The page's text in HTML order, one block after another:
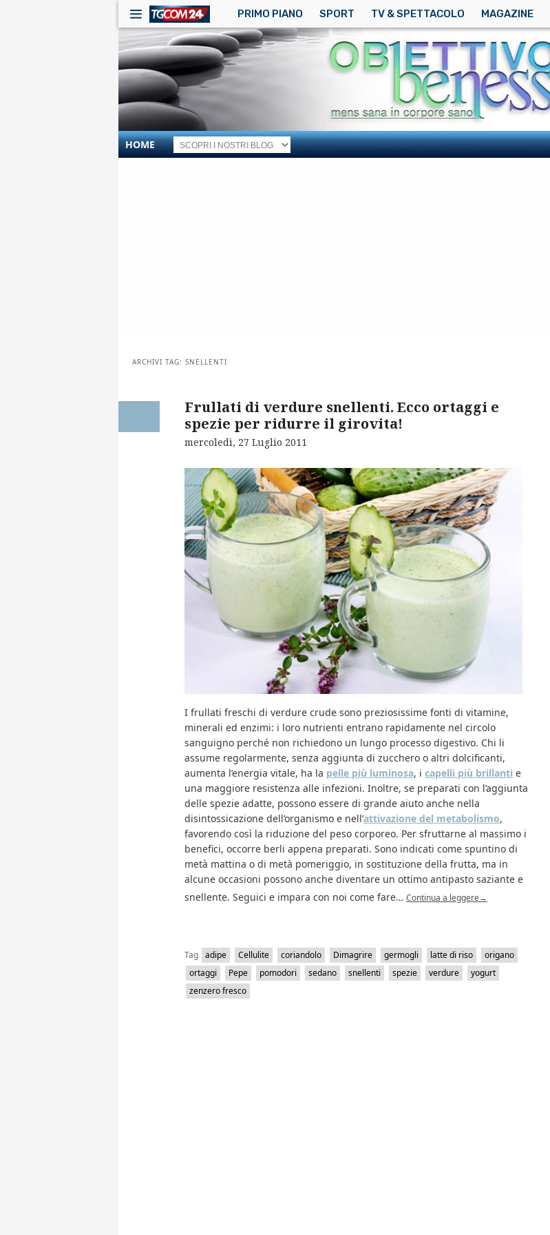
PRIMO PIANO SPORT TV & SPETTACOLO MAGAZINE
HOME
RSS
ARCHIVI TAG: SNELLENTI
Frullati di verdure snellenti. Ecco ortaggi e
spezie per ridurre il girovita!
mercoledì, 27 Luglio 2011
I frullati freschi di verdure crude sono preziosissime fonti di vitamine,
minerali ed enzimi: i loro nutrienti entrano rapidamente nel circolo
sanguigno perché non richiedono un lungo processo digestivo. Chi li
assume regolarmente, senza aggiunta di zucchero o altri dolcificanti,
aumenta l’energia vitale, ha la pelle più luminosa, i capelli più brillanti e
una maggiore resistenza alle infezioni. Inoltre, se preparati con l’aggiunta
delle spezie adatte, possono essere di grande aiuto anche nella
disintossicazione dell’organismo e nell’attivazione del metabolismo,
favorendo così la riduzione del peso corporeo. Per sfruttarne al massimo i
benefici, occorre berli appena preparati. Sono indicati come spuntino di
metà mattina o di metà pomeriggio, in sostituzione della frutta, ma in
alcune occasioni possono anche diventare un ottimo antipasto saziante e
snellente. Seguici e impara con noi come fare… Continua a leggere→
Tag adipe Cellulite coriandolo Dimagrire germogli latte di riso
origano
ortaggi
Pepe pomodori sedano snellenti spezie verdure
yogurt
zenzero fresco